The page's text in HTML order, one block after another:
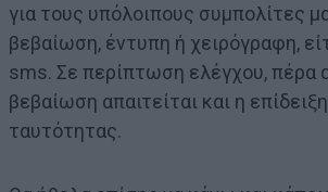
για τους υπόλοιπους συμπολίτες
βεβαίωση, έντυπη ή χειρόγραφη,
sms. Σε περίπτωση ελέγχου, πέρα
βεβαίωση απαιτείται και η
ταυτότητας.